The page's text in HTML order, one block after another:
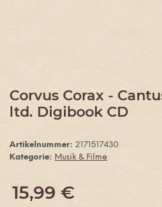
Corvus Corax -
ltd. Digibook CD
Artikelnummer: 2171517430
Kategorie: Musik & Filme
15,99 €